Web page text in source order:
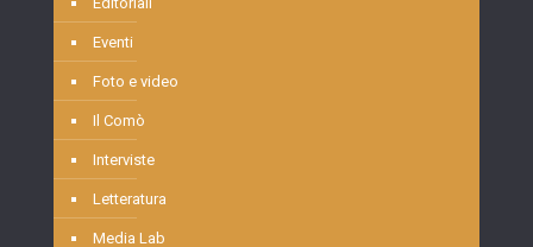
Eventi
Foto e video
Il Comò
Interviste
Letteratura
Media Lab